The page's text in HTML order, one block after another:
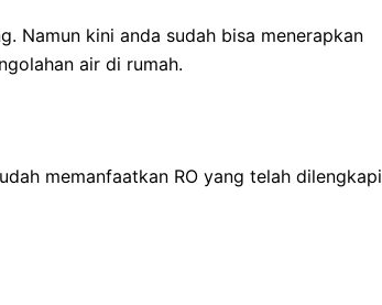
Namun kini anda sudah bisa menerapkan
air di rumah.
memanfaatkan RO yang telah dilengkapi